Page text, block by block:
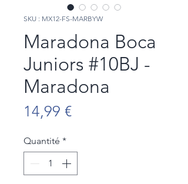
SKU : MX12-FS-MARBYW
Maradona Boca
Juniors #10BJ -
Maradona
14,99 €Prix
Quantité *